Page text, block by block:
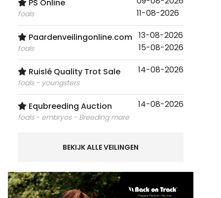
PS Online
foals
11-08-2026
Paardenveilingonline.com
foals
13-08-2026
15-08-2026
Ruislé Quality Trot Sale
foals - youngsters
14-08-2026
Equbreeding Auction
foals - embryos - Breeding mare
14-08-2026
BEKIJK ALLE VEILINGEN